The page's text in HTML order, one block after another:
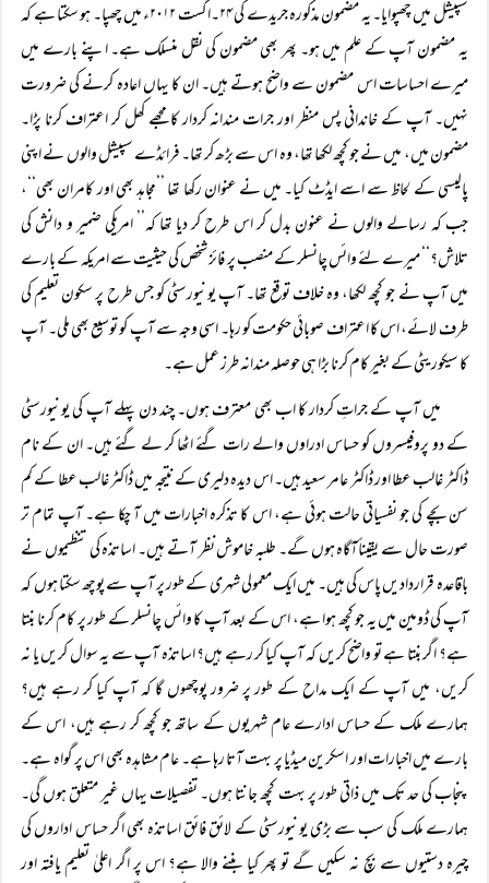
سپیشل میں چھپوایا۔ یہ مضمون مذکورہ جریدے کی ۲۴۔اگست ۲۰۱۲ء میں چھپا۔ ہو سکتا ہے کہ
یہ مضمون آپ کے علم میں ہو۔ پھر بھی مضمون کی نقل منسلک ہے۔ اپنے بارے میں
میرے احساسات اس مضمون سے واضح ہوتے ہیں۔ ان کا یہاں اعادہ کرنے کی ضرورت
نہیں۔ آپ کے خاندانی پس منظر اور جرات مندانہ کردار کا مجھے کھل کر اعتراف کرنا پڑا۔
مضمون میں، میں نے جو کچھ لکھا تھا، وہ اس سے بڑھ کر تھا۔ فرائڈے سپیشل والوں نے اپنی
پالیسی کے لحاظ سے اسے ایڈٹ کیا۔ میں نے عنوان رکھا تھا ’’مجاہد بھی اور کامران بھی‘‘،
جب کہ رسالے والوں نے عنون بدل کر اس طرح کر دیا تھا کہ’’ امریکی ضمیر و دانش کی
تلاش؟‘‘ میرے لئے وائس چانسلر کے منصب پر فائز شخص کی حیثیت سے امریکہ کے بارے
میں آپ نے جو کچھ لکھا، وہ خلاف توقع تھا۔ آپ یونیورسٹی کو جس طرح پر سکون تعلیم کی
طرف لائے، اس کا اعتراف صوبائی حکومت کو رہا۔ اسی وجہ سے آپ کو توسیع بھی ملی۔ آپ
کا سیکوریٹی کے بغیر کام کرنا بڑا ہی حوصلہ مندانہ طرز عمل ہے۔
میں آپ کے جراتِ کردار کا اب بھی معترف ہوں۔ چند دن پہلے آپ کی یونیورسٹی
کے دو پروفیسروں کو حساس ادراوں والے رات گئے اٹھا کر لے گئے ہیں۔ ان کے نام
ڈاکٹر غالب عطا اور ڈاکٹر عامر سعید ہیں۔ اس دیدہ دلیری کے نتیجہ میں ڈاکٹر غالب عطا کے کم
سن بچے کی جو نفسیاتی حالت ہوئی ہے، اس کا تذکرہ اخبارات میں آ چکا ہے۔ آپ تمام تر
صورت حال سے یقیناًآگاہ ہوں گے۔ طلبہ خاموش نظر آتے ہیں۔ اساتذہ کی تنظیموں نے
باقاعدہ قراردادیں پاس کی ہیں۔ میں ایک معمولی شہری کے طور پر آپ سے پوچھ سکتا ہوں کہ
آپ کی ڈومین میں یہ جو کچھ ہوا ہے، اس کے بعد آپ کا وائس چانسلر کے طور پر کام کرنا بنتا
ہے؟ اگر بنتا ہے تو واضح کریں کہ آپ کیا کر رہے ہیں؟ اساتذہ آپ سے یہ سوال کریں یا نہ
کریں، میں آپ کے ایک مداح کے طور پر ضرور پوچھوں گا کہ آپ کیا کر رہے ہیں؟
ہمارے ملک کے حساس ادارے عام شہریوں کے ساتھ جو کچھ کر رہے ہیں، اس کے
بارے میں اخبارات اور اسکرین میڈیا پر بہت آتا رہا ہے۔ عام مشاہدہ بھی اس پر گواہ ہے۔
پنجاب کی حد تک میں ذاتی طور پر بہت کچھ جانتا ہوں۔ تفصیلات یہاں غیر متعلق ہوں گی۔
ہمارے ملک کی سب سے بڑی یونیورسٹی کے لائق فائق اساتذہ بھی اگر حساس اداروں کی
چیرہ دستیوں سے بچ نہ سکیں گے تو پھر کیا بننے والا ہے؟ اس پر اگر اعلیٰ تعلیم یافتہ اور